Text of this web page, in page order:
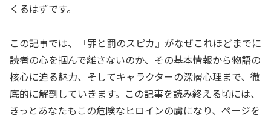
くるはずです。
この記事では、『罪と罰のスピカ』がなぜこれほどまでに
読者の心を掴んで離さないのか、その基本情報から物語の
核心に迫る魅力、そしてキャラクターの深層心理まで、徹
底的に解剖していきます。この記事を読み終える頃には、
きっとあなたもこの危険なヒロインの虜になり、ページを